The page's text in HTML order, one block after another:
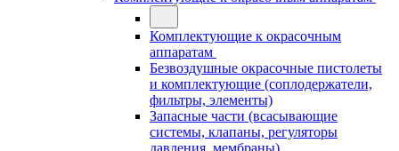
Комплектующие к окрасочным
аппаратам
Безвоздушные окрасочные пистолеты
и комплектующие (соплодержатели,
фильтры, элементы)
Запасные части (всасывающие
системы, клапаны, регуляторы
давления, мембраны)